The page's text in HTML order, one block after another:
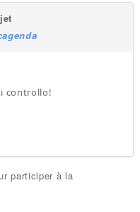
controllo!
participer à la